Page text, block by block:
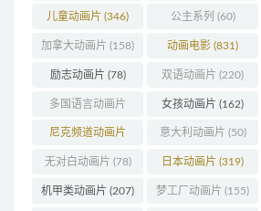
(74)
儿童动画片 (346) 公主系列 (60)
加拿大动画片 (158) 动画电影 (831)
励志动画片 (78) 双语动画片 (220)
多国语言动画片
(179)
女孩动画片 (162)
尼克频道动画片
(83)
意大利动画片 (50)
无对白动画片 (78) 日本动画片 (319)
机甲类动画片 (207) 梦工厂动画片 (155)